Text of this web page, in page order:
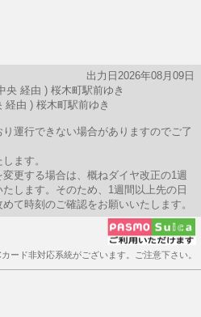
出力日2026年08月09日
央 経由 ) 桜木町駅前ゆき
経由 ) 桜木町駅前ゆき
運行できない場合がありますのでご了
ます。
更する場合は、概ねダイヤ改正の1週
します。そのため、1週間以上先の日
て時刻のご確認をお願いいたします。
ード非対応系統がございます。ご注意下さい。